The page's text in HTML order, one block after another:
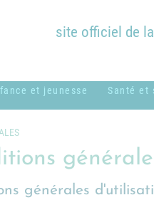
site officiel de
et jeunesse
ou
de loisirs
Santé et
CCAS
générales